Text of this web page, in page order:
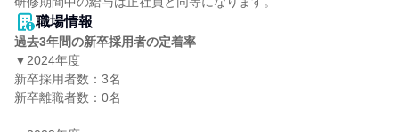
職場情報
過去3年間の新卒採用者の定着率
▼2024年度
新卒採用者数：3名
新卒離職者数：0名